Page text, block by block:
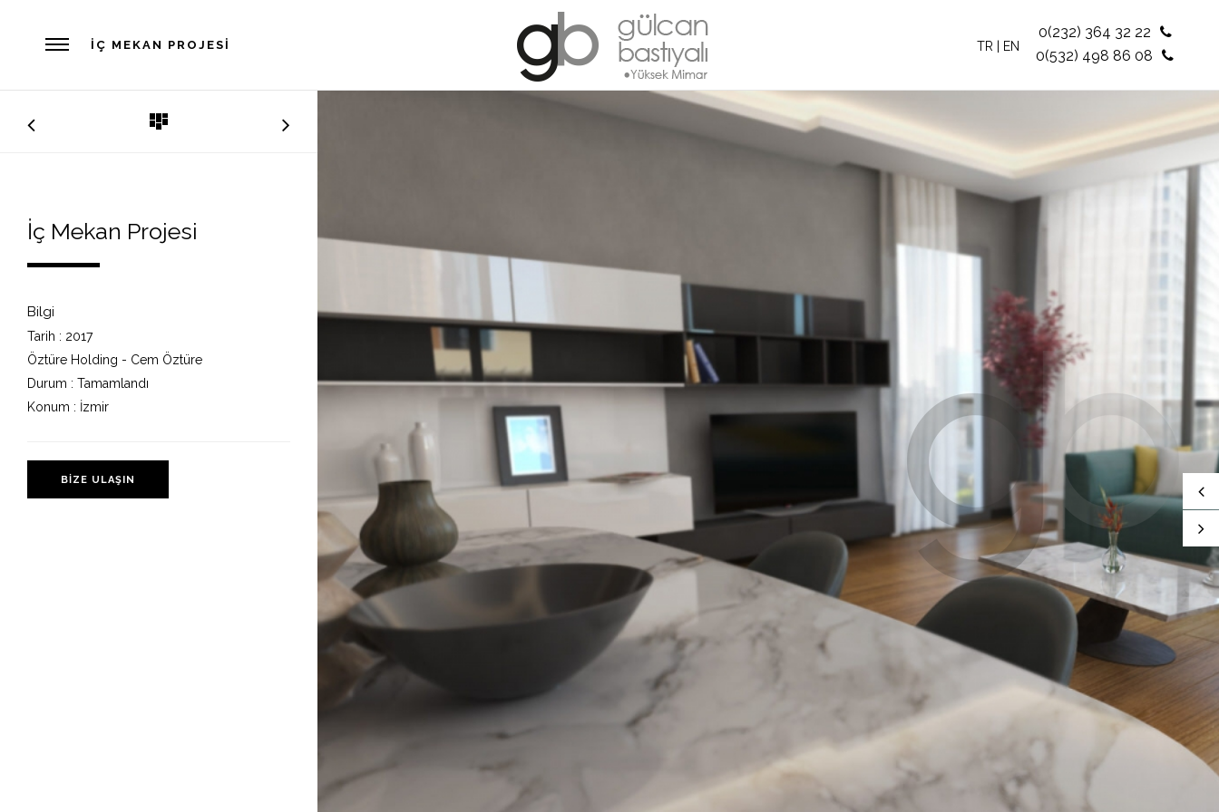
İÇ MEKAN PROJESI TR EN
0(232) 364 32 22
0(532) 498 86 08
İç Mekan Projesi
Bilgi
Tarih : 2017
Öztüre Holding - Cem Öztüre
Durum : Tamamlandı
Konum : İzmir
BİZE ULAŞIN